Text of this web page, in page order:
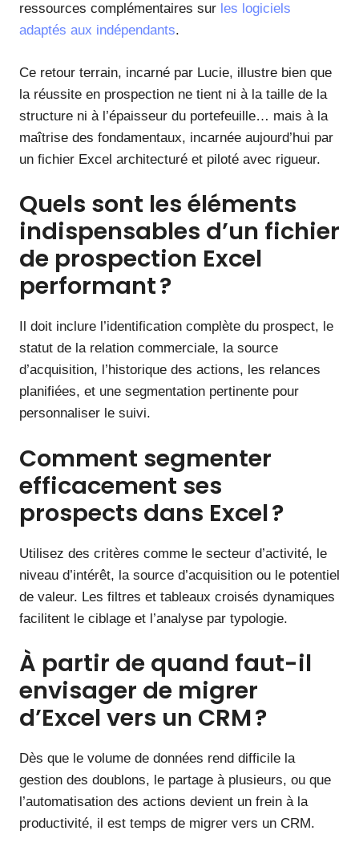
ressources complémentaires sur les logiciels
adaptés aux indépendants.
Ce retour terrain, incarné par Lucie, illustre bien que
la réussite en prospection ne tient ni à la taille de la
structure ni à l’épaisseur du portefeuille… mais à la
maîtrise des fondamentaux, incarnée aujourd’hui par
un fichier Excel architecturé et piloté avec rigueur.
Quels sont les éléments
indispensables d’un fichier
de prospection Excel
performant ?
Il doit inclure l’identification complète du prospect, le
statut de la relation commerciale, la source
d’acquisition, l’historique des actions, les relances
planifiées, et une segmentation pertinente pour
personnaliser le suivi.
Comment segmenter
efficacement ses
prospects dans Excel ?
Utilisez des critères comme le secteur d’activité, le
niveau d’intérêt, la source d’acquisition ou le potentiel
de valeur. Les filtres et tableaux croisés dynamiques
facilitent le ciblage et l’analyse par typologie.
À partir de quand faut-il
envisager de migrer
d’Excel vers un CRM ?
Dès que le volume de données rend difficile la
gestion des doublons, le partage à plusieurs, ou que
l’automatisation des actions devient un frein à la
productivité, il est temps de migrer vers un CRM.